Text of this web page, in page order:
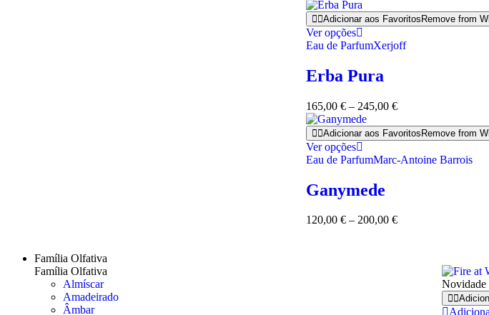
Adicionar aos Favoritos Remove from
Ver opções
Eau de ParfumXerjoff
Erba Pura
165,00 € – 245,00 €
Adicionar aos FavoritosRemove from
Ver opções
Eau de ParfumMarc-Antoine Barrois
Ganymede
120,00 € – 200,00 €
Família Olfativa
Família Olfativa
Almíscar
Amadeirado
Âmbar
Novidade